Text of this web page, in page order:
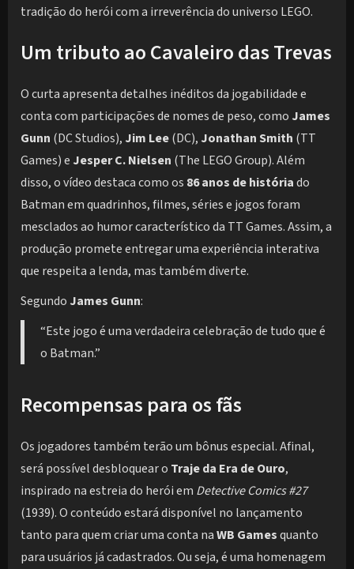
tradição do herói com a irreverência do universo LEGO.
Um tributo ao Cavaleiro das Trevas
O curta apresenta detalhes inéditos da jogabilidade e
conta com participações de nomes de peso, como James
Gunn (DC Studios), Jim Lee(DC), Jonathan Smith (TT
Games) e Jesper C. Nielsen (The LEGO Group). Além
disso, o vídeo destaca como os 86 anos de históriado
Batman em quadrinhos, filmes, séries e jogos foram
mesclados ao humor característico da TT Games. Assim, a
produção promete entregar uma experiência interativa
que respeita a lenda, mas também diverte.
Segundo James Gunn:
“Este jogo é uma verdadeira celebração de tudo que é
o Batman.”
Recompensas para os fãs
Os jogadores também terão um bônus especial. Afinal,
será possível desbloquear o Traje da Era de Ouro,
inspirado na estreia do herói em Detective Comics #27
(1939). O conteúdo estará disponível no lançamento
tanto para quem criar uma conta naWB Gamesquanto
para usuários já cadastrados. Ou seja, é uma homenagem